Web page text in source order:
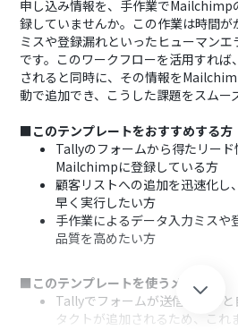
申し込み情報を、手作業でMailchimp
録していませんか。この作業は時間
ミスや登録漏れといったヒューマン
です。このワークフローを活用すれ
されると同時に、その情報を
動で追加でき、こうした課題をスムー
■このテンプレートをおすすめする方
Tallyのフォームから得たリー
Mailchimpに登録している方
顧客リストへの追加を迅速化し
早く実行したい方
手作業によるデータ入力ミスや
品質を高めたい方
■このテンプレートを使うメリット
Tallyでフォームが送信される
タクトが追加されるため、これ